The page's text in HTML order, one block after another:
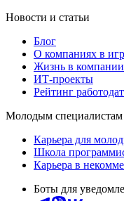
Новости и статьи
Блог
О компаниях в
Жизнь в компании
ИТ-проекты
Рейтинг
Молодым специалистам
Карьера для
Школа
Карьера в
Боты для